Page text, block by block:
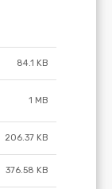
84.1 KB
1 MB
206.37 KB
376.58 KB